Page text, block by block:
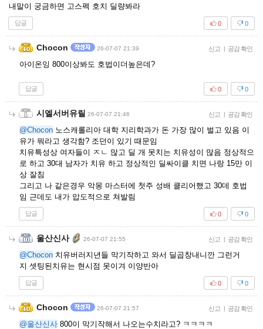
내말이 궁금하면 고스펙 호치 딜량봐라
답글 0
0
Chocon 26-07-07 21:39 신고 | 공감 확인
아이온잉 800이상봐도 호법이더높은데?
답글 0
0
시엘서버유릴 26-07-07 21:46 신고 | 공감 확인
@Chocon 노스캐롤리아 대학 지리학과가 돈 가장 많이 벌고 있음 이
유가 뭐라고 생각함? 조던이 있기 때문임
치유특성상 여자들이 ㅈㄴ 많고 딜 개 못치는 치유성이 많음 정상적으
로 하고 30대 남자가 치유 하고 정상적인 딜싸이클 치면 나랑 15만 이
상 잘침
그리고 나 같은경우 악몽 마스터에 첫주 성배 클리어했고 30데 호법
임 근데도 내가 압도적으로 쳐발림
답글 0
0
울산신사 26-07-07 21:55 신고 | 공감 확인
@Chocon 치유버러지년들 막기작하고 와서 딜곱창내니깐 그런거
지 셋팅된치유는 현시점 못이겨 이양반아
답글 0
0
Chocon 26-07-07 21:57 신고 | 공감 확인
@울산신사 800이 막기작해서 나오는수치라고? ㅋㅋㅋㅋ